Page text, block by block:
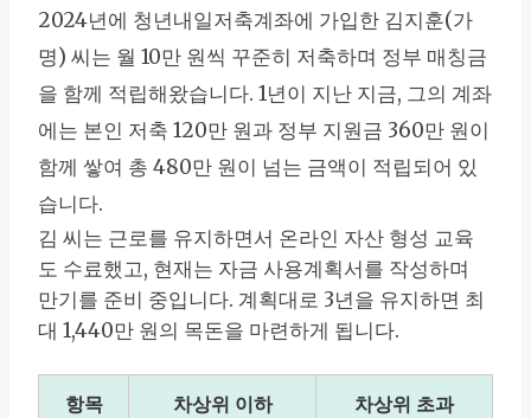
2024년에 청년내일저축계좌에 가입한 김지훈(가
명) 씨는 월 10만 원씩 꾸준히 저축하며 정부 매칭금
을 함께 적립해왔습니다. 1년이 지난 지금, 그의 계좌
에는 본인 저축 120만 원과 정부 지원금 360만 원이
함께 쌓여 총 480만 원이 넘는 금액이 적립되어 있
습니다.
김 씨는 근로를 유지하면서 온라인 자산 형성 교육
도 수료했고, 현재는 자금 사용계획서를 작성하며
만기를 준비 중입니다. 계획대로 3년을 유지하면 최
대 1,440만 원의 목돈을 마련하게 됩니다.
항목 차상위 이하 차상위 초과